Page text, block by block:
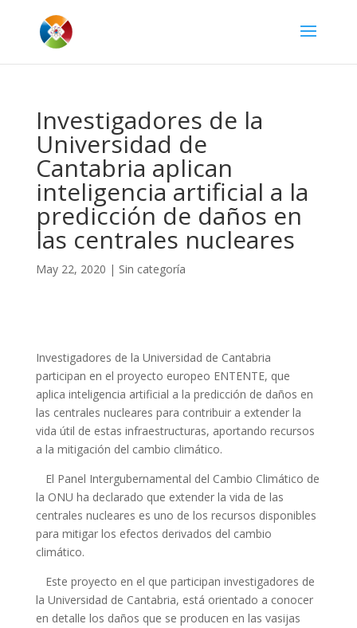
Investigadores de la
Universidad de
Cantabria aplican
inteligencia artificial a la
predicción de daños en
las centrales nucleares
May 22, 2020 | Sin categoría
Investigadores de la Universidad de Cantabria
participan en el proyecto europeo ENTENTE, que
aplica inteligencia artificial a la predicción de daños en
las centrales nucleares para contribuir a extender la
vida útil de estas infraestructuras, aportando recursos
a la mitigación del cambio climático.
El Panel Intergubernamental del Cambio Climático de
la ONU ha declarado que extender la vida de las
centrales nucleares es uno de los recursos disponibles
para mitigar los efectos derivados del cambio
climático.
Este proyecto en el que participan investigadores de
la Universidad de Cantabria, está orientado a conocer
en detalle los daños que se producen en las vasijas